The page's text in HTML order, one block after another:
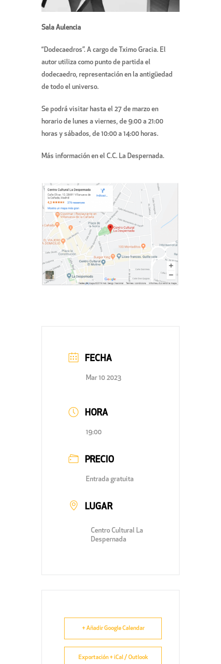
Sala Aulencia
“Dodecaedros”. A cargo de Tximo Gracia. El
autor utiliza como punto de partida el
dodecaedro, representación en la antigüedad
de todo el universo.
Se podrá visitar hasta el 27 de marzo en
horario de lunes a viernes, de 9:00 a 21:00
horas y sábados, de 10:00 a 14:00 horas.
Más información en el C.C. La Despernada.
FECHA
Mar 10 2023
HORA
19:00
PRECIO
Entrada gratuita
LUGAR
Centro Cultural La
Despernada
+ Añadir Google Calendar
Exportación + iCal / Outlook